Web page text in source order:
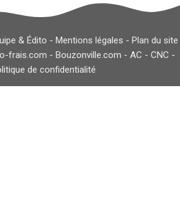
& Édito - Mentions légales - Plan du site
frais.com - Bouzonville.com - AC - CNC -
de confidentialité